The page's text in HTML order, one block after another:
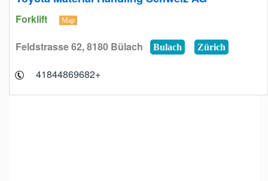
Forklift Map
Feldstrasse 62, 8180 Bülach Bulach Zürich
+41844869682